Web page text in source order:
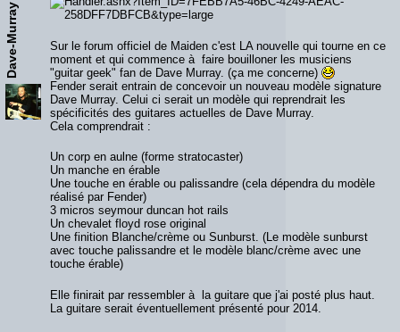
Dave-Murray
Sur le forum officiel de Maiden c'est LA nouvelle qui tourne en ce
moment et qui commence à faire bouilloner les musiciens
"guitar geek" fan de Dave Murray. (ça me concerne)
Fender serait entrain de concevoir un nouveau modèle signature
Dave Murray. Celui ci serait un modèle qui reprendrait les
spécificités des guitares actuelles de Dave Murray.
Cela comprendrait :
Un corp en aulne (forme stratocaster)
Un manche en érable
Une touche en érable ou palissandre (cela dépendra du modèle
réalisé par Fender)
3 micros seymour duncan hot rails
Un chevalet floyd rose original
Une finition Blanche/crème ou Sunburst. (Le modèle sunburst
avec touche palissandre et le modèle blanc/crème avec une
touche érable)
Elle finirait par ressembler à la guitare que j'ai posté plus haut.
La guitare serait éventuellement présenté pour 2014.